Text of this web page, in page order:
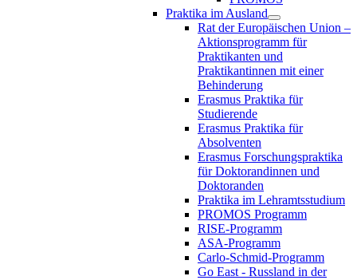
Praktika im Ausland
Rat der Europäischen Union –
Aktionsprogramm für
Praktikanten und
Praktikantinnen mit einer
Behinderung
Erasmus Praktika für
Studierende
Erasmus Praktika für
Absolventen
Erasmus Forschungspraktika
für Doktorandinnen und
Doktoranden
Praktika im Lehramtsstudium
PROMOS Programm
RISE-Programm
ASA-Programm
Carlo-Schmid-Programm
Go East - Russland in der